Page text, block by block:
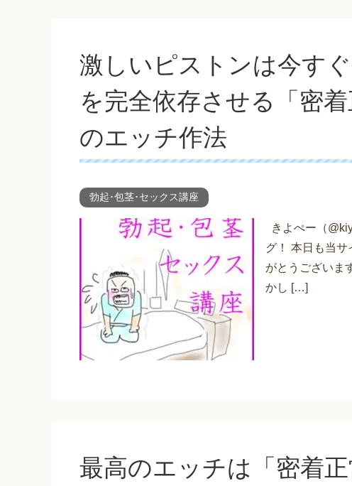
激しいピストンは今す
を完全依存させる「密
のエッチ作法
勃起･包茎･セックス講座
きよぺー（
グ！ 本日も当サ
がとうございま
かし […]
最高のエッチは「密着